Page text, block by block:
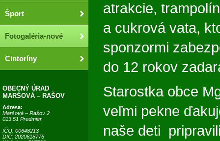
Šport
Fotogaléria-nové
Cintoríny
OBECNÝ ÚRAD
MARŠOVÁ – RAŠOV
Adresa:
Maršová – Rašov 2
013 51 Predmier
IČO: 00648213
DIČ: 2020618776
atrakcie,
a cukrová vata,
sponzormi
do 12 rokov
Starostka obce
veľmi pekne
naše deti